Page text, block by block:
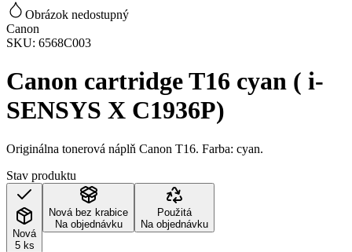
Obrázok nedostupný
Canon
SKU: 6568C003
Canon cartridge T16 cyan ( i-
SENSYS X C1936P)
Originálna tonerová náplň Canon T16. Farba: cyan.
Stav produktu
Nová
5 ks
Nová bez krabice
Na objednávku
Použitá
Na objednávku